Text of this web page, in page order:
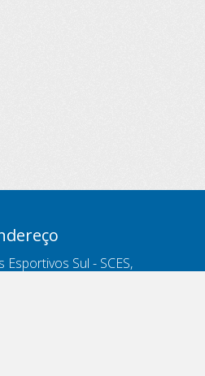
Esportivos Sul - SCES,